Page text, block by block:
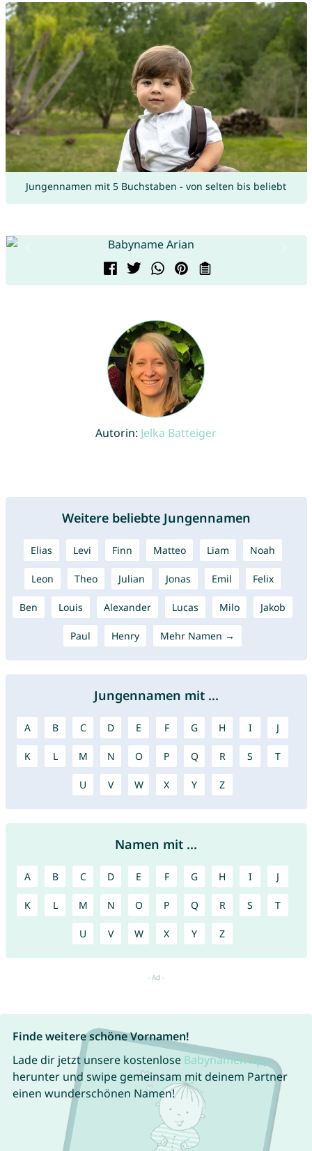
Jungennamen mit 5 Buchstaben - von selten bis beliebt
Autorin: Jelka Batteiger
Weitere beliebte Jungennamen
Elias Levi Finn Matteo Liam Noah
Leon Theo Julian Jonas Emil Felix
Ben Louis Alexander Lucas Milo Jakob
Paul Henry Mehr Namen →
Jungennamen mit ...
A B C D E F G H I J
K L M N O P Q R S T
U V W X Y Z
Namen mit ...
A B C D E F G H I J
K L M N O P Q R S T
U V W X Y Z
Finde weitere schöne Vornamen!
Lade dir jetzt unsere kostenlose Babynamen App
herunter und swipe gemeinsam mit deinem Partner
einen wunderschönen Namen!